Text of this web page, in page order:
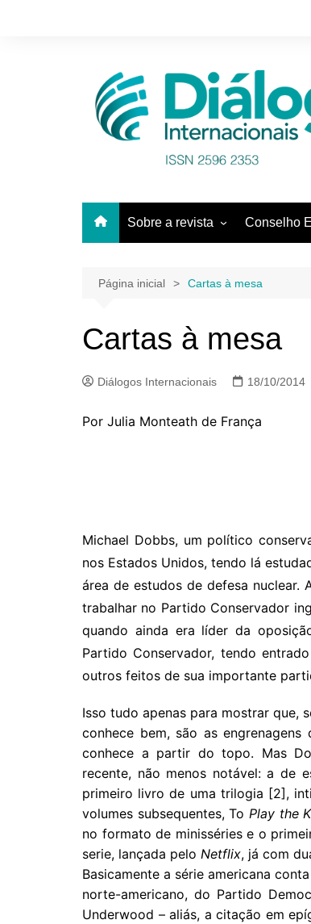
Sobre a revista
Pareceristas
Conselho
Página inicial Cartas à mesa
Cartas à mesa
Diálogos Internacionais 18/10/2014
Por Julia Monteath de França
Michael Dobbs, um político
nos Estados Unidos, tendo lá
área de estudos de defesa nuclear.
trabalhar no Partido Conservador
quando ainda era líder da
Partido Conservador, tendo
outros feitos de sua importante
Isso tudo apenas para mostrar que,
conhece bem, são as
conhece a partir do topo. Mas
recente, não menos notável: a de
primeiro livro de uma trilogia [2],
volumes subsequentes, To Play the
no formato de minisséries e o
serie, lançada pelo Netflix, já com
Basicamente a série americana
norte-americano, do Partido
Underwood – aliás, a citação em